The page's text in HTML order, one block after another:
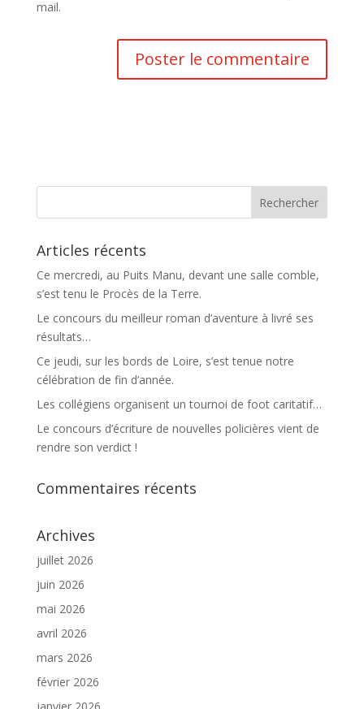
mail.
Articles récents
Ce mercredi, au Puits Manu, devant une salle comble,
s’est tenu le Procès de la Terre.
Le concours du meilleur roman d’aventure à livré ses
résultats…
Ce jeudi, sur les bords de Loire, s’est tenue notre
célébration de fin d’année.
Les collégiens organisent un tournoi de foot caritatif…
Le concours d’écriture de nouvelles policières vient de
rendre son verdict !
Commentaires récents
Archives
juillet 2026
juin 2026
mai 2026
avril 2026
mars 2026
février 2026